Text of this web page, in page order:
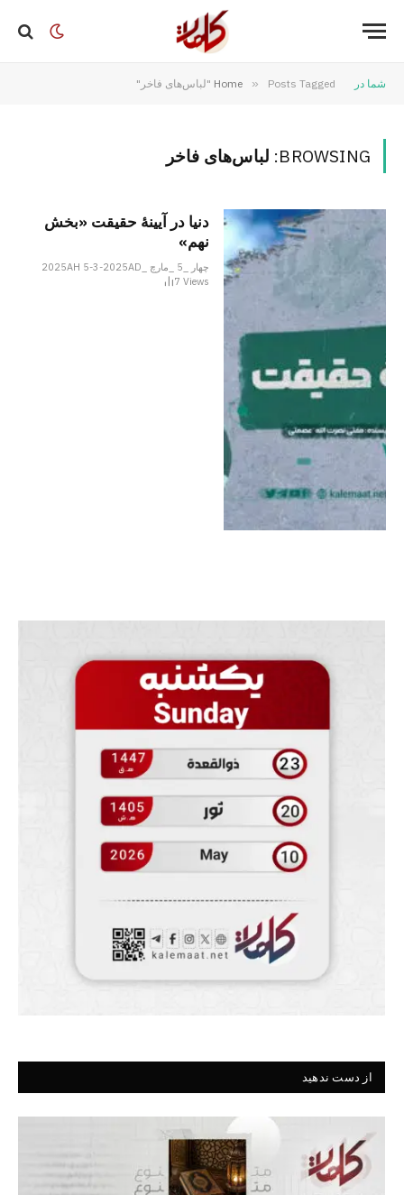
شما در Home » Posts Tagged "لباس‌های فاخر"
BROWSING: لباس‌های فاخر
دنیا در آیینۀ حقیقت «بخش
نهم»
چهار _5 _مارچ _2025AH 5-3-2025AD
7Views
از دست ندهید